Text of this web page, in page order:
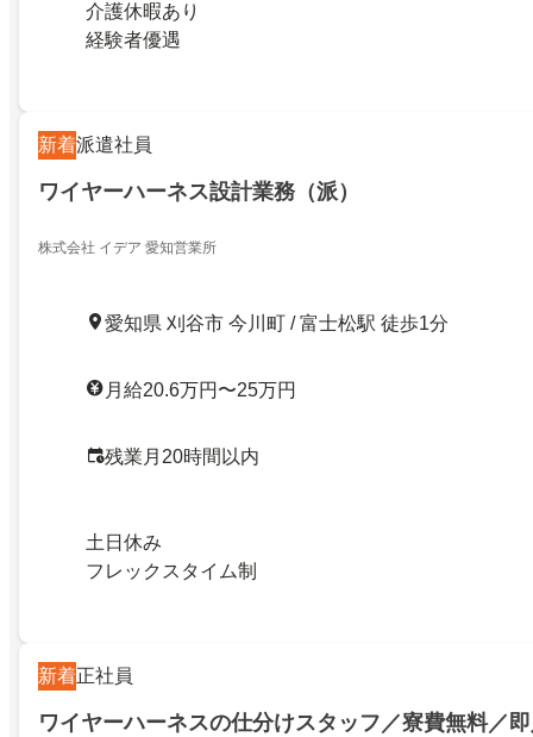
介護休暇あり
経験者優遇
新着派遣社員
ワイヤーハーネス設計業務（派）
株式会社 イデア 愛知営業所
愛知県 刈谷市 今川町 / 富士松駅 徒歩1分
月給20.6万円〜25万円
残業月20時間以内
土日休み
フレックスタイム制
新着正社員
ワイヤーハーネスの仕分けスタッフ／寮費無料／